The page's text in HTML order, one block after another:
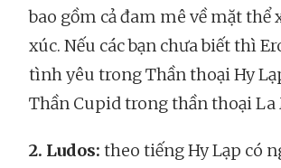
bao gồm cả đam mê về mặt thể
xúc. Nếu các bạn chưa biết thì
tình yêu trong Thần thoại Hy
Thần Cupid trong thần thoại La
2. Ludos: theo tiếng Hy Lạp có